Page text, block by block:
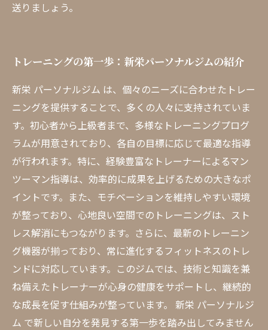
送りましょう。
トレーニングの第一歩：新栄パーソナルジムの紹介
新栄 パーソナルジム は、個々のニーズに合わせたトレー
ニングを提供することで、多くの人々に支持されていま
す。初心者から上級者まで、多様なトレーニングプログ
ラムが用意されており、各自の目標に応じて最適な指導
が行われます。特に、経験豊富なトレーナーによるマン
ツーマン指導は、効率的に成果を上げるための大きなポ
イントです。また、モチベーションを維持しやすい環境
が整っており、心地良い空間でのトレーニングは、スト
レス解消にもつながります。さらに、最新のトレーニン
グ機器が揃っており、常に進化するフィットネスのトレ
ンドに対応しています。このジムでは、技術と知識を兼
ね備えたトレーナーが心身の健康をサポートし、継続的
な成長を促す仕組みが整っています。 新栄 パーソナルジ
ム で新しい自分を発見する第一歩を踏み出してみません